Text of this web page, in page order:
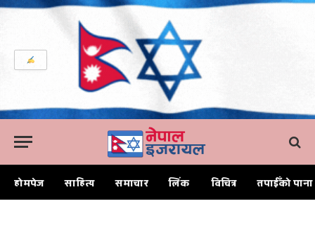
होमपेज साहित्य समाचार लिंक विचित्र तपाईँको पाना